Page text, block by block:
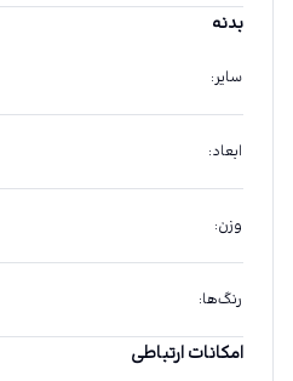
بدنه
سایر:
ابعاد:
وزن:
رنگ‌ها:
امکانات ارتباطی